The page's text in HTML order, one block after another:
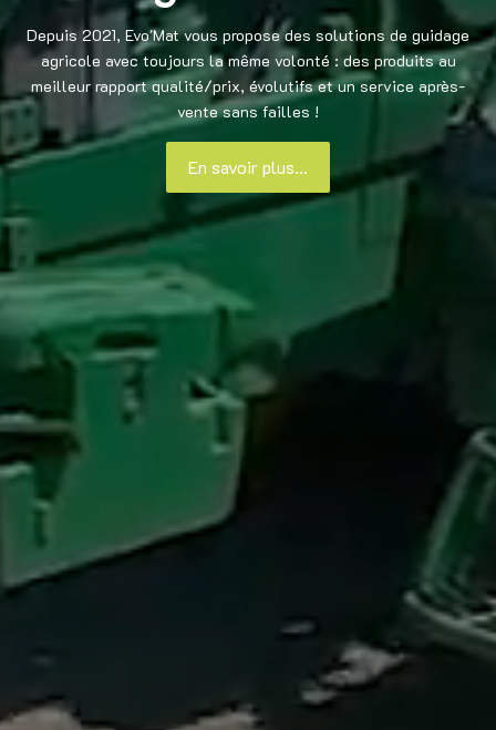
Depuis 2021, Evo'Mat vous propose des solutions de guidage
agricole avec toujours la même volonté : des produits au
meilleur rapport qualité/prix, évolutifs et un service après-
vente sans failles !
En savoir plus...